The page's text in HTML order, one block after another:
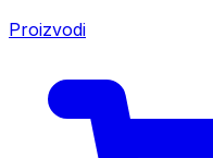
Proizvodi